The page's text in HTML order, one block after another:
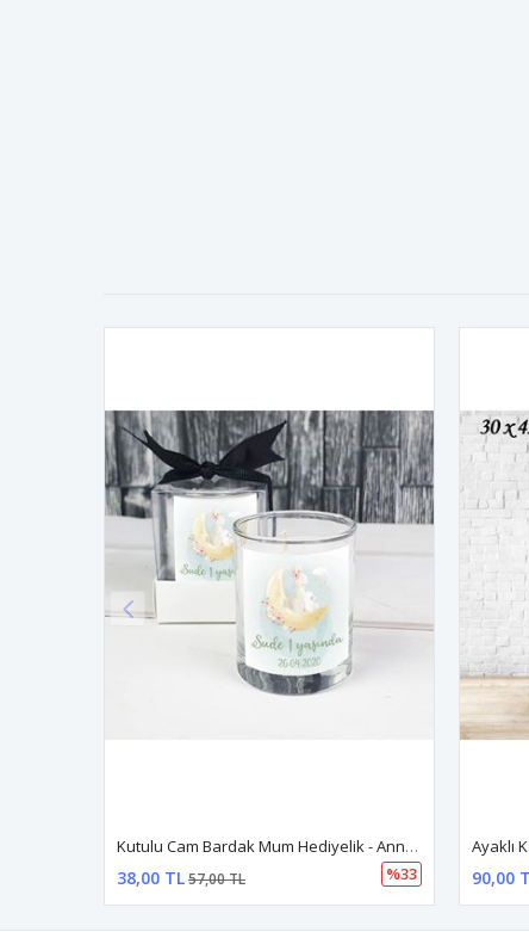
Kutulu Cam Bardak Mum Hediyelik - Anne Kız Tavşan Konsept
38,00 TL57,00 TL %33 90,00